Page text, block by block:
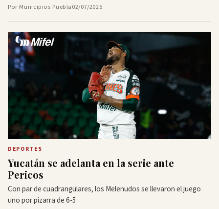
Por Municipios Puebla02/07/2025
DEPORTES
Yucatán se adelanta en la serie ante
Pericos
Con par de cuadrangulares, los Melenudos se llevaron el juego
uno por pizarra de 6-5